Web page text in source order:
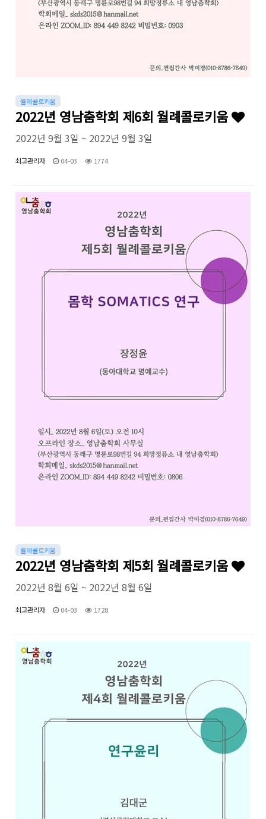
월례콜로키움
2022년 영남춤학회 제6회 월례콜로키움
2022년 9월 3일 ~ 2022년 9월 3일
최고관리자 04-03 1774
월례콜로키움
2022년 영남춤학회 제5회 월례콜로키움
2022년 8월 6일 ~ 2022년 8월 6일
최고관리자 04-03 1728